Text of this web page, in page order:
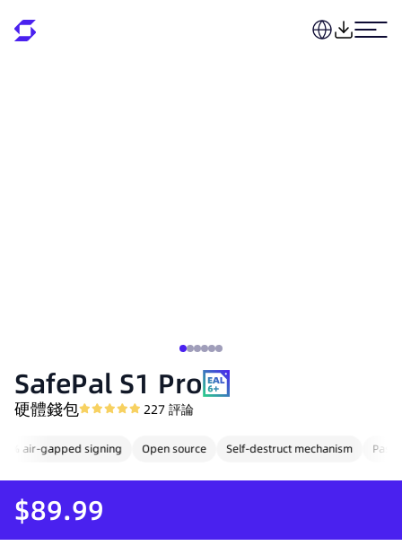
SafePal S1 Pro
硬體錢包 227 評論
air-gapped signing Open source Self-destruct mechanism
$89.99